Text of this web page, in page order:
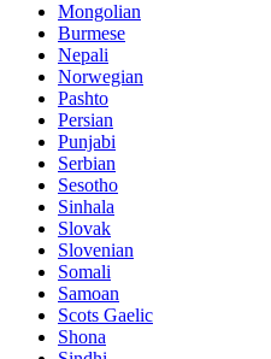
Mongolian
Burmese
Nepali
Norwegian
Pashto
Persian
Punjabi
Serbian
Sesotho
Sinhala
Slovak
Slovenian
Somali
Samoan
Scots Gaelic
Shona